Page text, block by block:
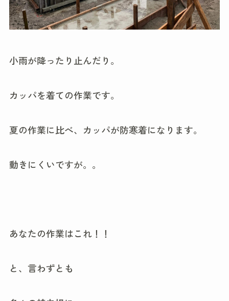
小雨が降ったり止んだり。
カッパを着ての作業です。
夏の作業に比べ、カッパが防寒着になります。
動きにくいですが。。
あなたの作業はこれ！！
と、言わずとも